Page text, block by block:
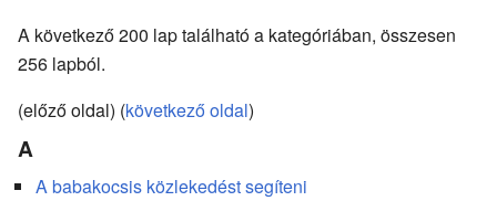
A következő 200 lap található a kategóriában, összesen
256 lapból.
(előző oldal) (következő oldal)
A
A babakocsis közlekedést segíteni